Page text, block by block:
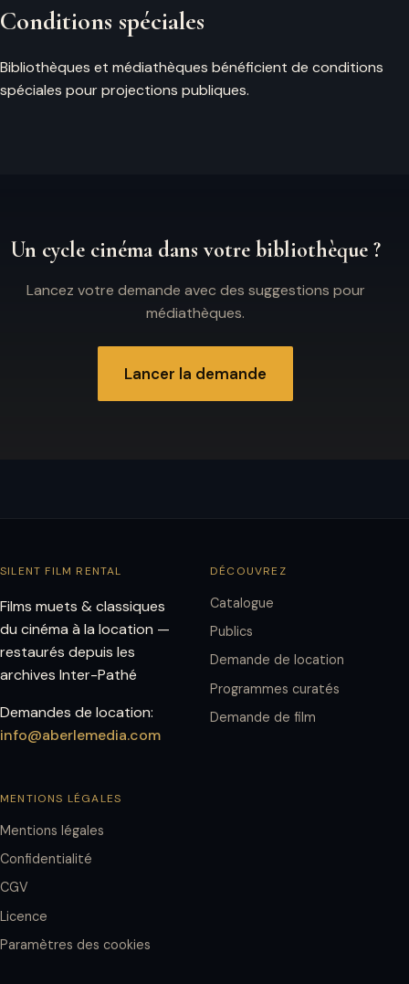
Conditions spéciales
Bibliothèques et médiathèques bénéficient de conditions
spéciales pour projections publiques.
Un cycle cinéma dans votre bibliothèque ?
Lancez votre demande avec des suggestions pour
médiathèques.
Lancer la demande
SILENT FILM RENTAL
Films muets & classiques
du cinéma à la location —
restaurés depuis les
archives Inter-Pathé
Demandes de location:
info@aberlemedia.com
DÉCOUVREZ
Catalogue
Publics
Demande de location
Programmes curatés
Demande de film
MENTIONS LÉGALES
Mentions légales
Confidentialité
CGV
Licence
Paramètres des cookies